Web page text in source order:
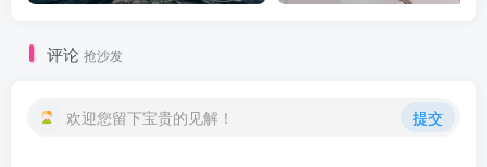
评论 抢沙发
欢迎您留下宝贵的见解！ 提交